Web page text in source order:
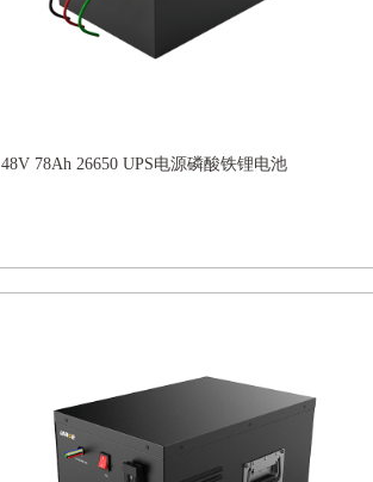
48V 78Ah 26650 UPS电源磷酸铁锂电池